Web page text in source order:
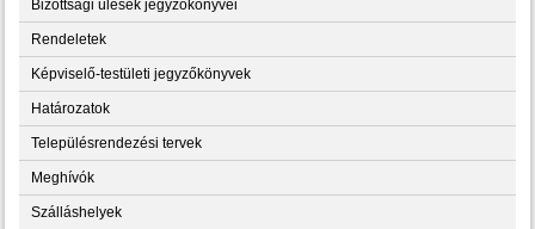
Bizottsági ülések jegyzőkönyvei
Rendeletek
Képviselő-testületi jegyzőkönyvek
Határozatok
Településrendezési tervek
Meghívók
Szálláshelyek